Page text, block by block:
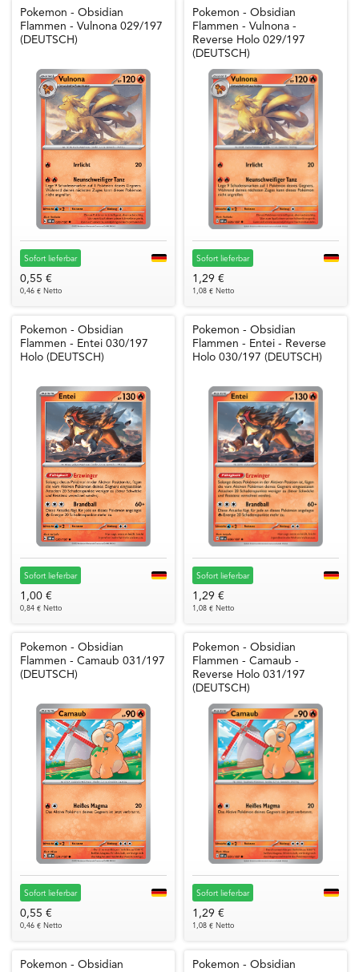
Pokemon - Obsidian
Flammen - Vulnona 029/197
(DEUTSCH)
Sofort lieferbar
0,55 €
0,46 € Netto
Pokemon - Obsidian
Flammen - Vulnona -
Reverse Holo 029/197
(DEUTSCH)
Sofort lieferbar
1,29 €
1,08 € Netto
Pokemon - Obsidian
Flammen - Entei 030/197
Holo (DEUTSCH)
Sofort lieferbar
1,00 €
0,84 € Netto
Pokemon - Obsidian
Flammen - Entei - Reverse
Holo 030/197 (DEUTSCH)
Sofort lieferbar
1,29 €
1,08 € Netto
Pokemon - Obsidian
Flammen - Camaub 031/197
(DEUTSCH)
Sofort lieferbar
0,55 €
0,46 € Netto
Pokemon - Obsidian
Flammen - Camaub -
Reverse Holo 031/197
(DEUTSCH)
Sofort lieferbar
1,29 €
1,08 € Netto
Pokemon - Obsidian
Pokemon - Obsidian